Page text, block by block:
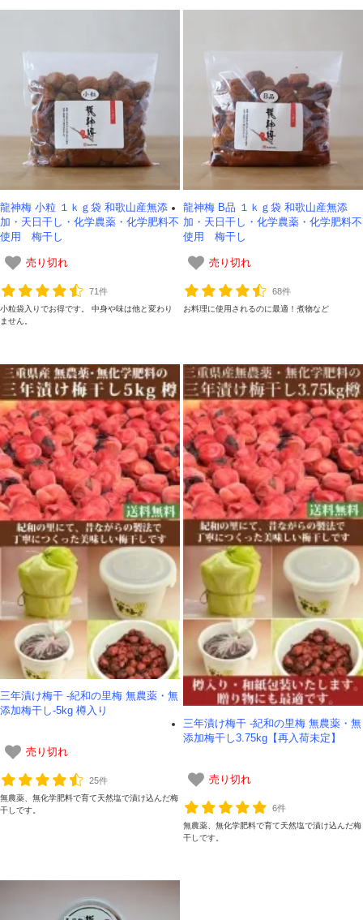
龍神梅 小粒 １ｋｇ袋 和歌山産無添
加・天日干し・化学農薬・化学肥料不
使用 梅干し
売り切れ
71件
小粒袋入りでお得です。 中身や味は他と変わり
ません。
龍神梅 B品 １ｋｇ袋 和歌山産無添
加・天日干し・化学農薬・化学肥料不
使用 梅干し
売り切れ
68件
お料理に使用されるのに最適！煮物など
三年漬け梅干 -紀和の里梅 無農薬・無
添加梅干し-5kg 樽入り
売り切れ
25件
無農薬、無化学肥料で育て天然塩で漬け込んだ梅
干しです。
三年漬け梅干 -紀和の里梅 無農薬・無
添加梅干し3.75kg【再入荷未定】
売り切れ
6件
無農薬、無化学肥料で育て天然塩で漬け込んだ梅
干しです。